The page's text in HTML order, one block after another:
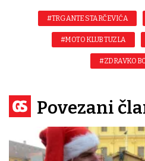
#TRG ANTE STARČEVIĆA
#MOTO KLUB TUZLA
#ZDRAVKO
Povezani